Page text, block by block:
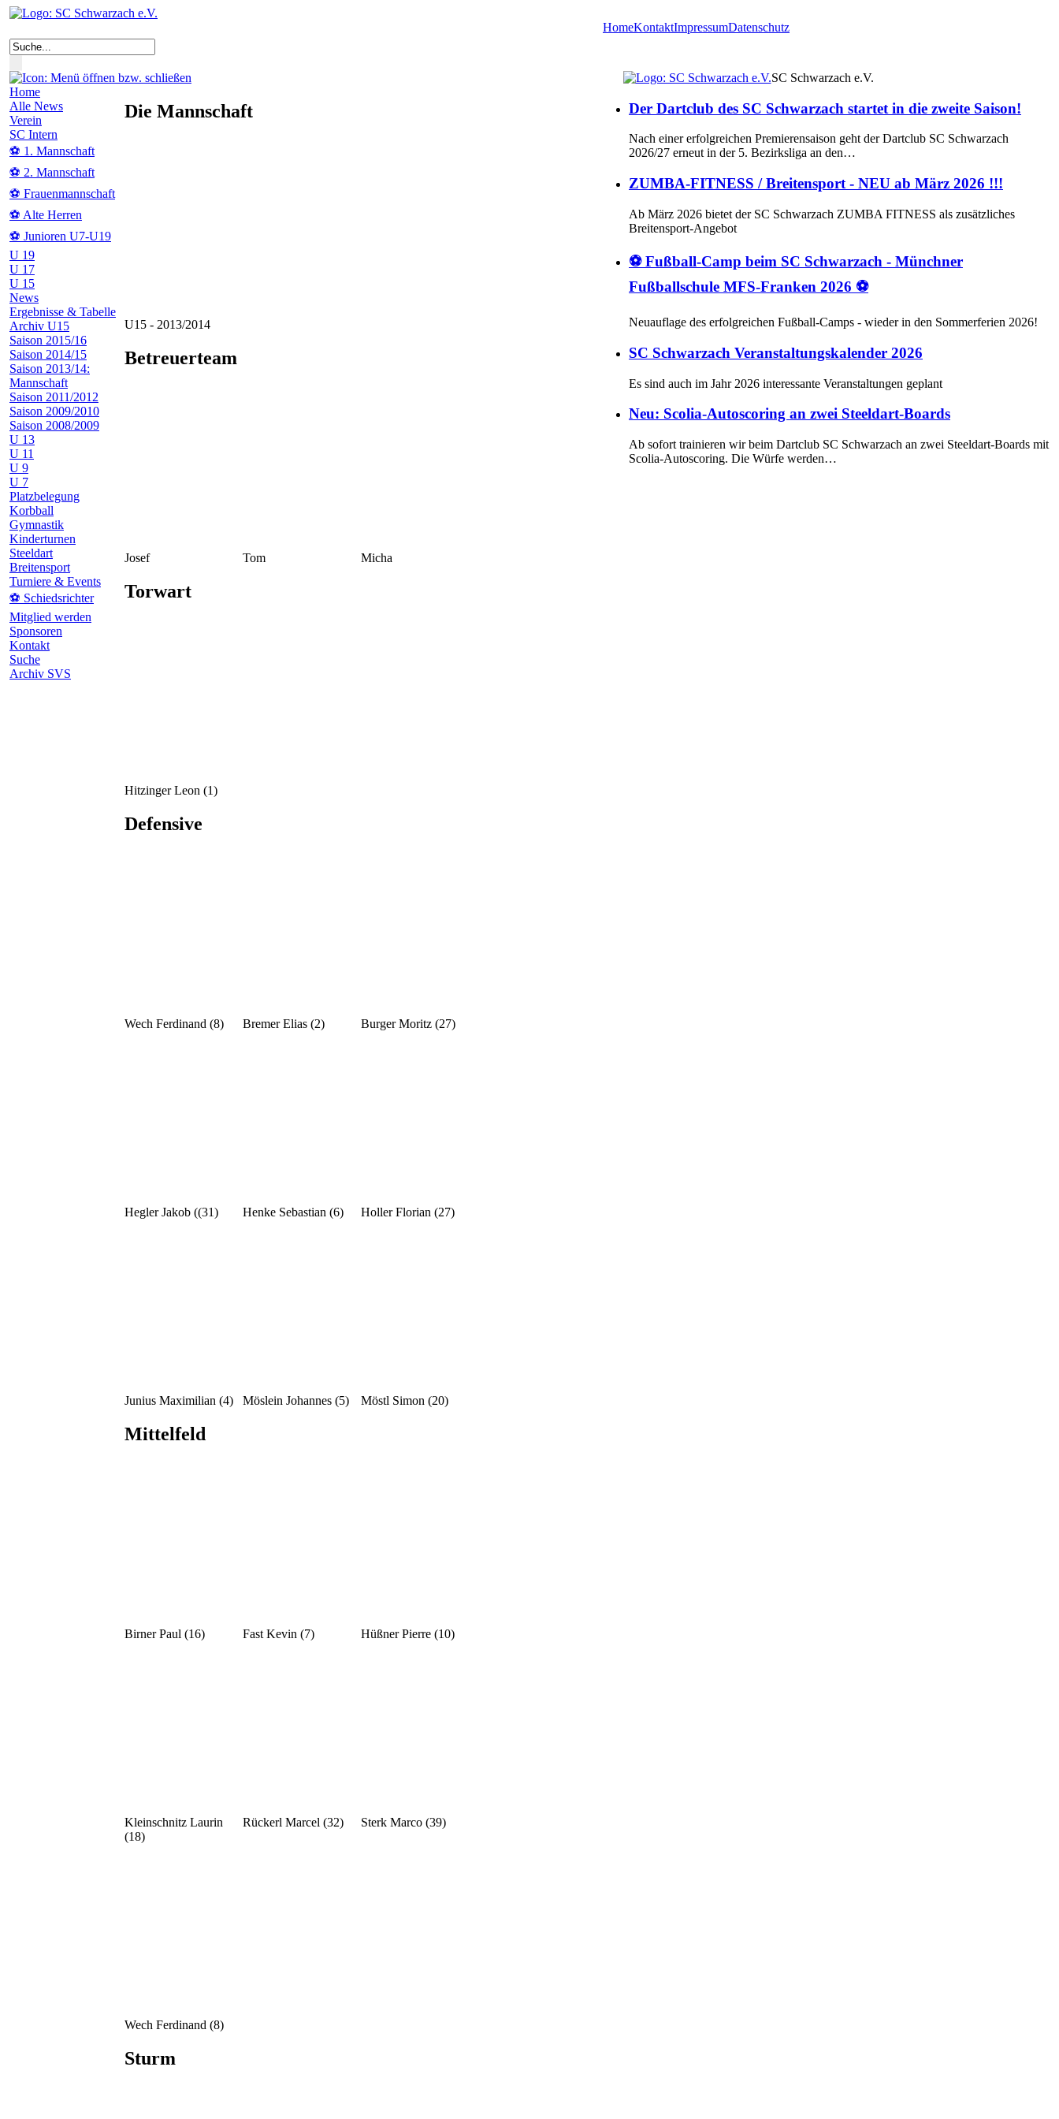
HomeKontaktImpressumDatenschutz
SC Schwarzach e.V.
Home
Alle News
Verein
SC Intern
⚽ 1. Mannschaft
⚽ 2. Mannschaft
⚽ Frauenmannschaft
⚽ Alte Herren
⚽ Junioren U7-U19
U 19
U 17
U 15
News
Ergebnisse & Tabelle
Archiv U15
Saison 2015/16
Saison 2014/15
Saison 2013/14:
Mannschaft
Saison 2011/2012
Saison 2009/2010
Saison 2008/2009
U 13
U 11
U 9
U 7
Platzbelegung
Korbball
Gymnastik
Kinderturnen
Steeldart
Breitensport
Turniere & Events
⚽ Schiedsrichter
Mitglied werden
Sponsoren
Kontakt
Suche
Archiv SVS
Die Mannschaft
U15 - 2013/2014
Betreuerteam
Josef Tom Micha
Torwart
Hitzinger Leon (1)
Defensive
Wech Ferdinand (8) Bremer Elias (2) Burger Moritz (27)
Hegler Jakob ((31) Henke Sebastian (6) Holler Florian (27)
Junius Maximilian (4) Möslein Johannes (5) Möstl Simon (20)
Mittelfeld
Birner Paul (16) Fast Kevin (7) Hüßner Pierre (10)
Kleinschnitz Laurin
(18)
Rückerl Marcel (32) Sterk Marco (39)
Wech Ferdinand (8)
Sturm
Der Dartclub des SC Schwarzach startet in die zweite Saison!
Nach einer erfolgreichen Premierensaison geht der Dartclub SC Schwarzach
2026/27 erneut in der 5. Bezirksliga an den…
ZUMBA-FITNESS / Breitensport - NEU ab März 2026 !!!
Ab März 2026 bietet der SC Schwarzach ZUMBA FITNESS als zusätzliches
Breitensport-Angebot
⚽ Fußball-Camp beim SC Schwarzach - Münchner
Fußballschule MFS-Franken 2026 ⚽
Neuauflage des erfolgreichen Fußball-Camps - wieder in den Sommerferien 2026!
SC Schwarzach Veranstaltungskalender 2026
Es sind auch im Jahr 2026 interessante Veranstaltungen geplant
Neu: Scolia-Autoscoring an zwei Steeldart-Boards
Ab sofort trainieren wir beim Dartclub SC Schwarzach an zwei Steeldart-Boards mit
Scolia-Autoscoring. Die Würfe werden…